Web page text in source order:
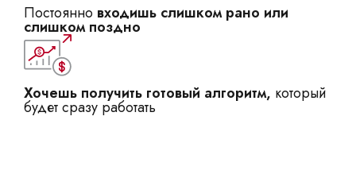
Постоянно входишь слишком рано или
слишком поздно
Хочешь получить готовый алгоритм, который
будет сразу работать